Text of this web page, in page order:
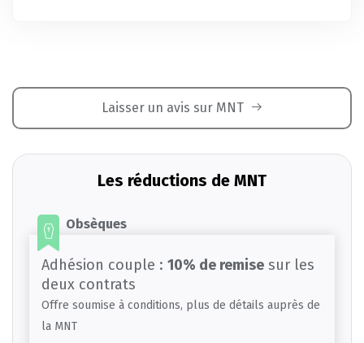
Laisser un avis sur MNT
Les réductions de MNT
Obsèques
Adhésion couple : 10% de remise sur les
deux contrats
Offre soumise à conditions, plus de détails auprès de
la MNT